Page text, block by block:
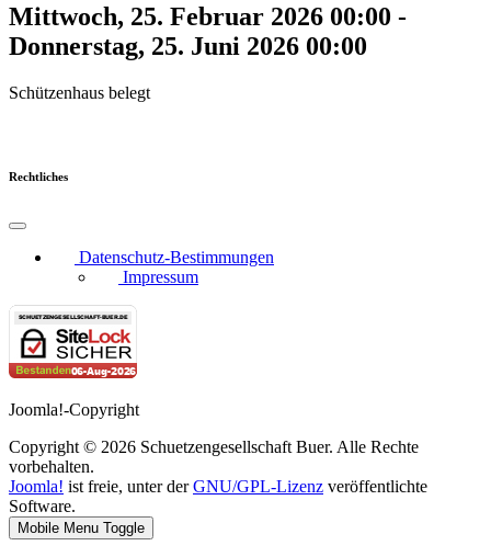
Mittwoch, 25. Februar 2026 00:00 -
Donnerstag, 25. Juni 2026 00:00
Schützenhaus belegt
Rechtliches
Datenschutz-Bestimmungen
Impressum
Joomla!-Copyright
Copyright © 2026 Schuetzengesellschaft Buer. Alle Rechte
vorbehalten.
Joomla! ist freie, unter derGNU/GPL-Lizenz veröffentlichte
Software.
Mobile Menu Toggle